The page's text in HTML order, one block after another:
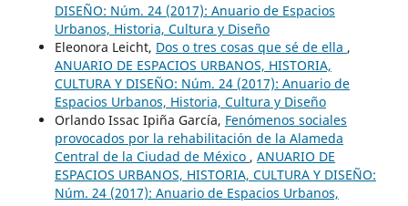
DISEÑO: Núm. 24 (2017): Anuario de Espacios
Urbanos, Historia, Cultura y Diseño
Eleonora Leicht, Dos o tres cosas que sé de ella ,
ANUARIO DE ESPACIOS URBANOS, HISTORIA,
CULTURA Y DISEÑO: Núm. 24 (2017): Anuario de
Espacios Urbanos, Historia, Cultura y Diseño
Orlando Issac Ipiña García, Fenómenos sociales
provocados por la rehabilitación de la Alameda
Central de la Ciudad de México , ANUARIO DE
ESPACIOS URBANOS, HISTORIA, CULTURA Y DISEÑO:
Núm. 24 (2017): Anuario de Espacios Urbanos,